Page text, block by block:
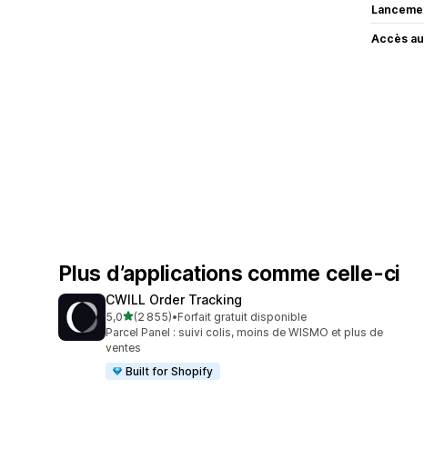
Accès
Plus d’applications comme celle-ci
CWILL Order Tracking
5,0étoile(s) sur 5
(2 855)
2855 avis au total
•Forfait gratuit disponible
Parcel Panel : suivi colis, moins de WISMO et plus de
ventes
Built for Shopify